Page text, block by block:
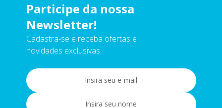
Participe da nossa
Newsletter!
Cadastra-se e receba ofertas e
novidades exclusivas.